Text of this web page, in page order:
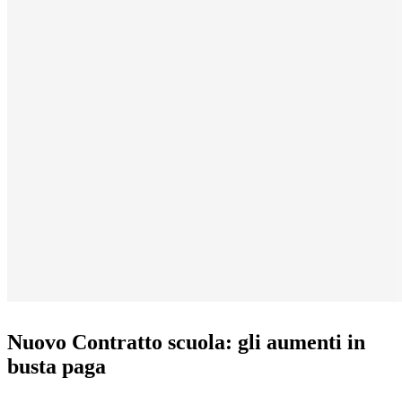
Nuovo Contratto scuola: gli aumenti in
busta paga